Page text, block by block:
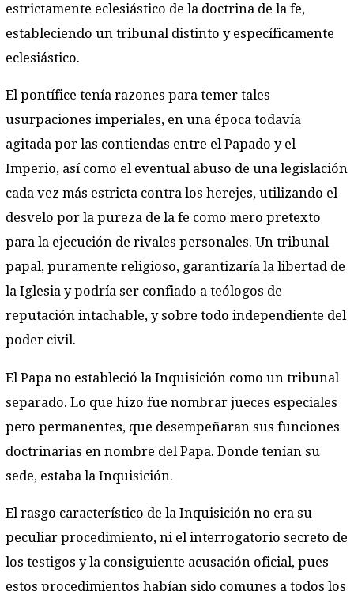
estrictamente eclesiástico de la doctrina de la fe,
estableciendo un tribunal distinto y específicamente
eclesiástico.
El pontífice tenía razones para temer tales
usurpaciones imperiales, en una época todavía
agitada por las contiendas entre el Papado y el
Imperio, así como el eventual abuso de una legislación
cada vez más estricta contra los herejes, utilizando el
desvelo por la pureza de la fe como mero pretexto
para la ejecución de rivales personales. Un tribunal
papal, puramente religioso, garantizaría la libertad de
la Iglesia y podría ser confiado a teólogos de
reputación intachable, y sobre todo independiente del
poder civil.
El Papa no estableció la Inquisición como un tribunal
separado. Lo que hizo fue nombrar jueces especiales
pero permanentes, que desempeñaran sus funciones
doctrinarias en nombre del Papa. Donde tenían su
sede, estaba la Inquisición.
El rasgo característico de la Inquisición no era su
peculiar procedimiento, ni el interrogatorio secreto de
los testigos y la consiguiente acusación oficial, pues
estos procedimientos habían sido comunes a todos los